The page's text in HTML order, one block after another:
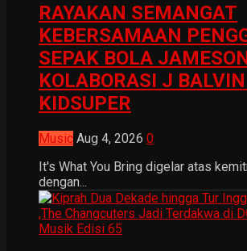
RAYAKAN SEMANGAT
KEBERSAMAAN
SEPAK BOLA
KOLABORASI J
KIDSUPER
Music Aug 4, 2026 0
It's What You Bring digelar atas
dengan...